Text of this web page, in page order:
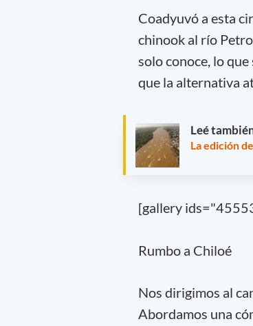
Coadyuvó a esta
chinook al río
solo conoce, lo
que la alternativa
Leé
La edición
[gallery
Rumbo a Chiloé
Nos dirigimos al
Abordamos una